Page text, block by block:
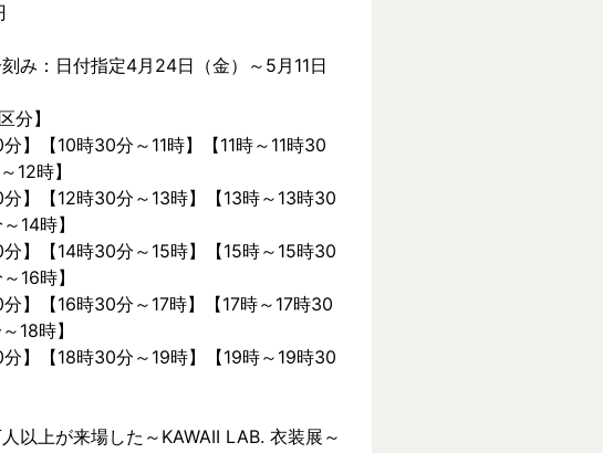
み：日付指定4月24日（金）～5月11日
分】
分】【10時30分～11時】【11時～11時30
12時】
分】【12時30分～13時】【13時～13時30
14時】
分】【14時30分～15時】【15時～15時30
16時】
分】【16時30分～17時】【17時～17時30
18時】
分】【18時30分～19時】【19時～19時30
以上が来場した～KAWAII LAB. 衣装展～